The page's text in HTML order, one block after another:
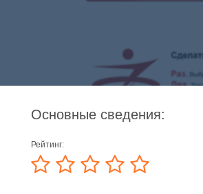
Основные сведения:
Рейтинг: